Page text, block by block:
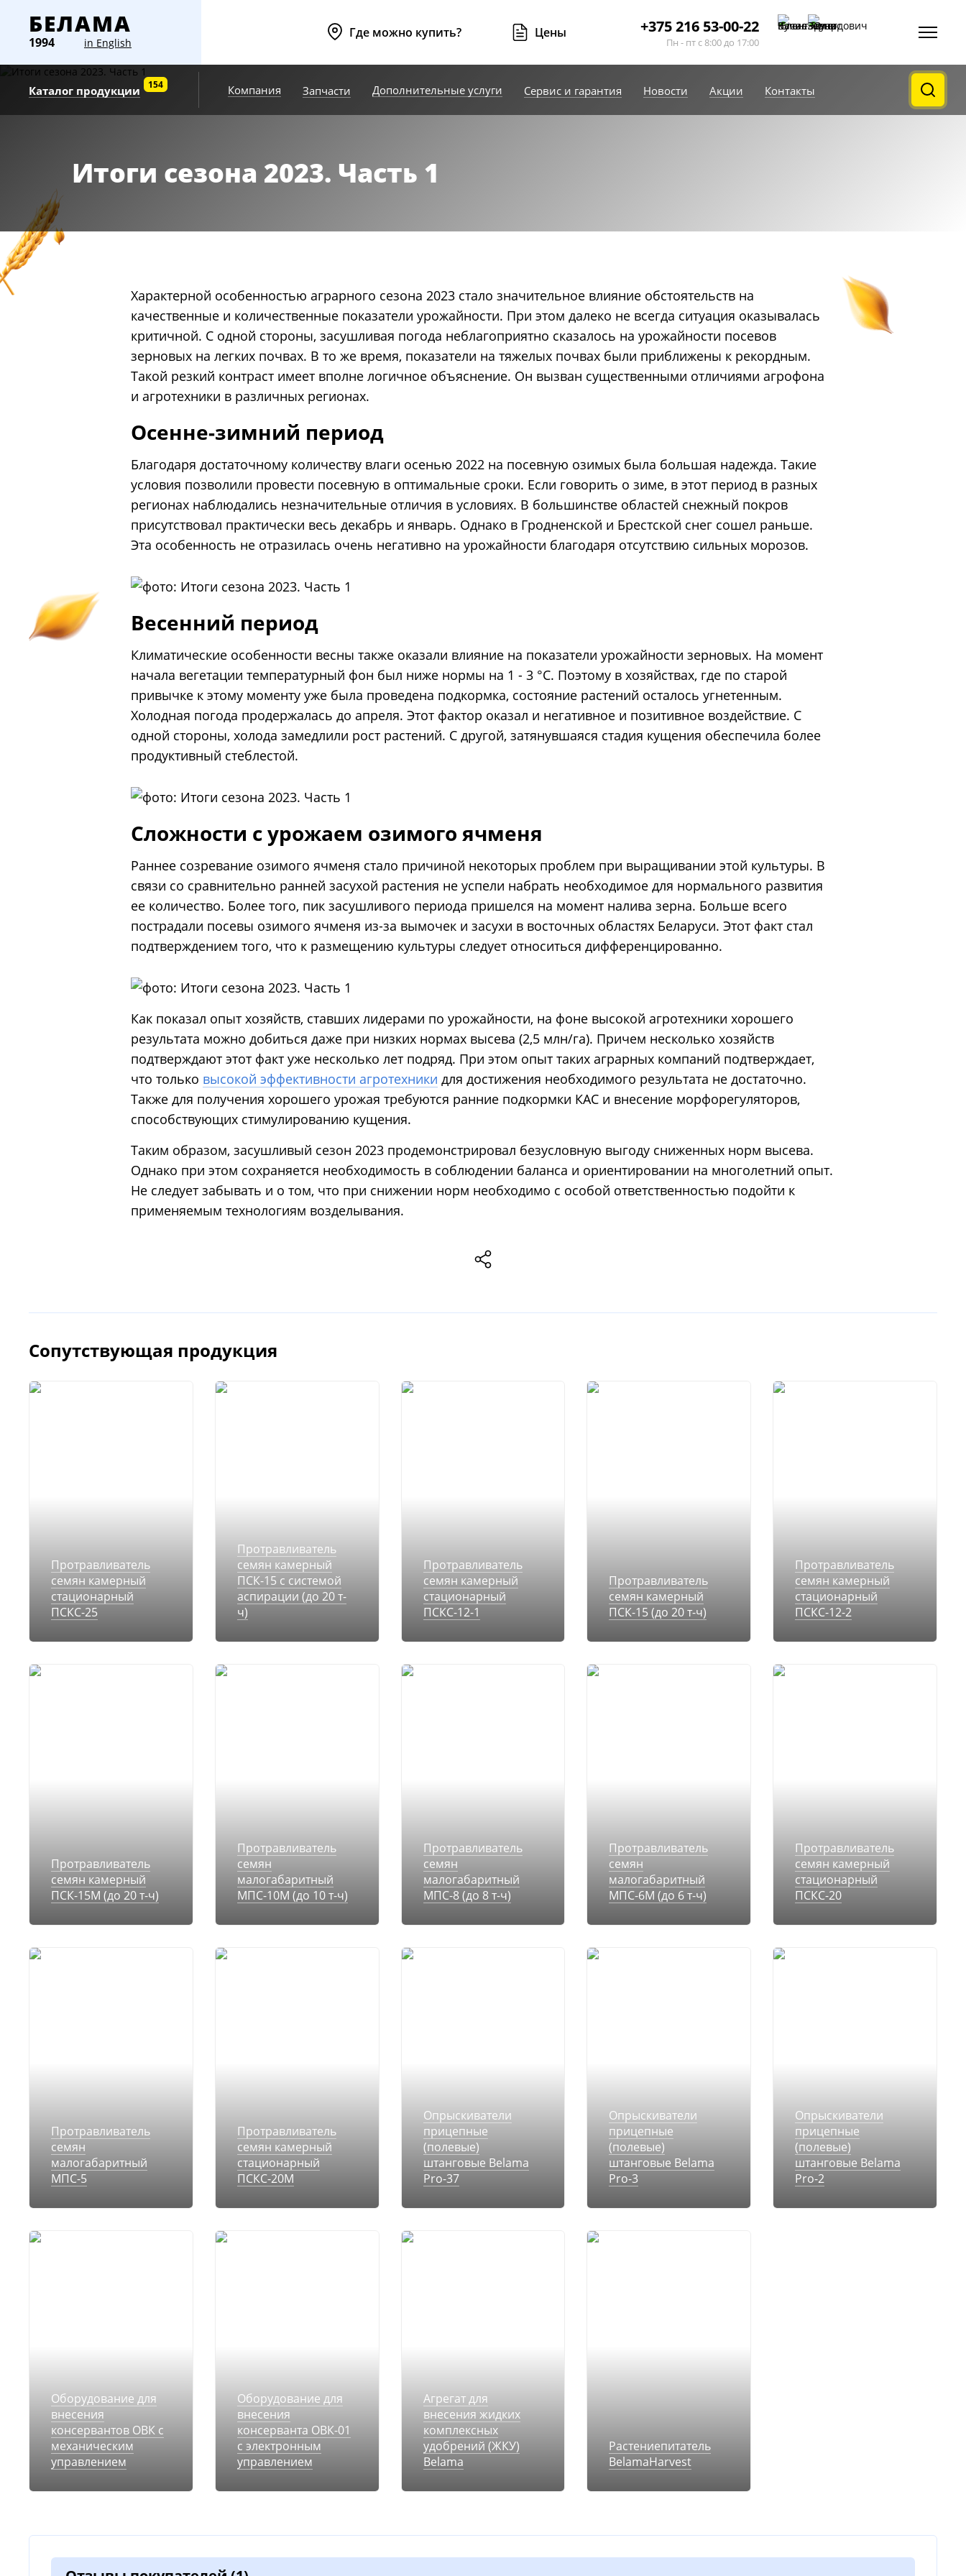
БЕЛАМА
1994 in English
Где можно купить? Цены +375 216 53-00-22
Пн - пт с 8:00 до 17:00
Каталог продукции 154 Компания Запчасти Дополнительные услуги Сервис и гарантия Новости Акции Контакты
Итоги сезона 2023. Часть 1
Характерной особенностью аграрного сезона 2023 стало значительное влияние обстоятельств на
качественные и количественные показатели урожайности. При этом далеко не всегда ситуация оказывалась
критичной. С одной стороны, засушливая погода неблагоприятно сказалось на урожайности посевов
зерновых на легких почвах. В то же время, показатели на тяжелых почвах были приближены к рекордным.
Такой резкий контраст имеет вполне логичное объяснение. Он вызван существенными отличиями агрофона
и агротехники в различных регионах.
Осенне-зимний период
Благодаря достаточному количеству влаги осенью 2022 на посевную озимых была большая надежда. Такие
условия позволили провести посевную в оптимальные сроки. Если говорить о зиме, в этот период в разных
регионах наблюдались незначительные отличия в условиях. В большинстве областей снежный покров
присутствовал практически весь декабрь и январь. Однако в Гродненской и Брестской снег сошел раньше.
Эта особенность не отразилась очень негативно на урожайности благодаря отсутствию сильных морозов.
Весенний период
Климатические особенности весны также оказали влияние на показатели урожайности зерновых. На момент
начала вегетации температурный фон был ниже нормы на 1 - 3 °C. Поэтому в хозяйствах, где по старой
привычке к этому моменту уже была проведена подкормка, состояние растений осталось угнетенным.
Холодная погода продержалась до апреля. Этот фактор оказал и негативное и позитивное воздействие. С
одной стороны, холода замедлили рост растений. С другой, затянувшаяся стадия кущения обеспечила более
продуктивный стеблестой.
Сложности с урожаем озимого ячменя
Раннее созревание озимого ячменя стало причиной некоторых проблем при выращивании этой культуры. В
связи со сравнительно ранней засухой растения не успели набрать необходимое для нормального развития
ее количество. Более того, пик засушливого периода пришелся на момент налива зерна. Больше всего
пострадали посевы озимого ячменя из-за вымочек и засухи в восточных областях Беларуси. Этот факт стал
подтверждением того, что к размещению культуры следует относиться дифференцированно.
Как показал опыт хозяйств, ставших лидерами по урожайности, на фоне высокой агротехники хорошего
результата можно добиться даже при низких нормах высева (2,5 млн/га). Причем несколько хозяйств
подтверждают этот факт уже несколько лет подряд. При этом опыт таких аграрных компаний подтверждает,
что только высокой эффективности агротехники для достижения необходимого результата не достаточно.
Также для получения хорошего урожая требуются ранние подкормки КАС и внесение морфорегуляторов,
способствующих стимулированию кущения.
Таким образом, засушливый сезон 2023 продемонстрировал безусловную выгоду сниженных норм высева.
Однако при этом сохраняется необходимость в соблюдении баланса и ориентировании на многолетний опыт.
Не следует забывать и о том, что при снижении норм необходимо с особой ответственностью подойти к
применяемым технологиям возделывания.
Сопутствующая продукция
Протравливатель
семян камерный
стационарный
ПСКС-25
Протравливатель
семян камерный
ПСК-15 с системой
аспирации (до 20 т-
ч)
Протравливатель
семян камерный
стационарный
ПСКС-12-1
Протравливатель
семян камерный
ПСК-15 (до 20 т-ч)
Протравливатель
семян камерный
стационарный
ПСКС-12-2
Протравливатель
семян камерный
ПСК-15М (до 20 т-ч)
Протравливатель
семян
малогабаритный
МПС-10М (до 10 т-ч)
Протравливатель
семян
малогабаритный
МПС-8 (до 8 т-ч)
Протравливатель
семян
малогабаритный
МПС-6М (до 6 т-ч)
Протравливатель
семян камерный
стационарный
ПСКС-20
Протравливатель
семян
малогабаритный
МПС-5
Протравливатель
семян камерный
стационарный
ПСКС-20М
Опрыскиватели
прицепные
(полевые)
штанговые Belama
Pro-37
Опрыскиватели
прицепные
(полевые)
штанговые Belama
Pro-3
Опрыскиватели
прицепные
(полевые)
штанговые Belama
Pro-2
Оборудование для
внесения
консервантов ОВК с
механическим
управлением
Оборудование для
внесения
консерванта ОВК-01
с электронным
управлением
Агрегат для
внесения жидких
комплексных
удобрений (ЖКУ)
Belama
Растениепитатель
BelamaHarvest